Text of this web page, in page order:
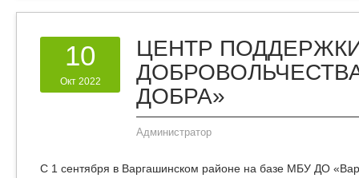
10
Окт 2022
ЦЕНТР
ДОБРА»
Администратор
С 1 сентября в Варгашинском районе на базе МБУ ДО